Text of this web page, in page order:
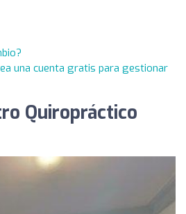
una cuenta gratis para gestionar
Quiropráctico